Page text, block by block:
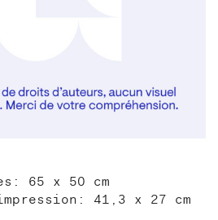
65 x 50 cm
41,3 x 27 cm